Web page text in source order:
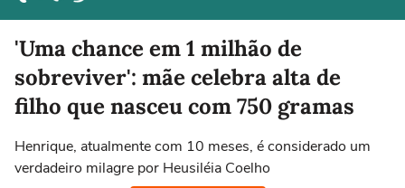
'Uma chance em 1 milhão de
sobreviver': mãe celebra alta de
filho que nasceu com 750 gramas
Henrique, atualmente com 10 meses, é considerado um
verdadeiro milagre por Heusiléia Coelho